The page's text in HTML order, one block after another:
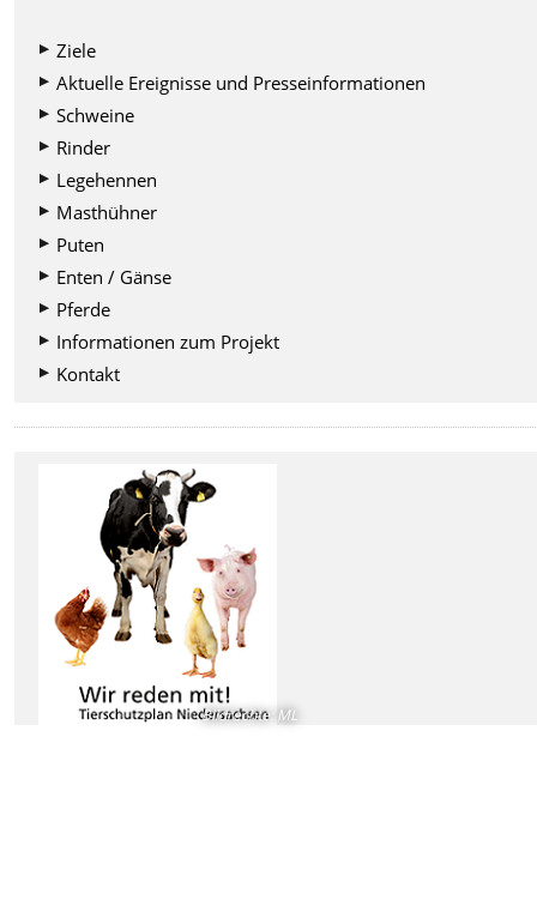
Ziele
Aktuelle Ereignisse und Presseinformationen
Schweine
Rinder
Legehennen
Masthühner
Puten
Enten / Gänse
Pferde
Informationen zum Projekt
Kontakt
Bildrechte: ML